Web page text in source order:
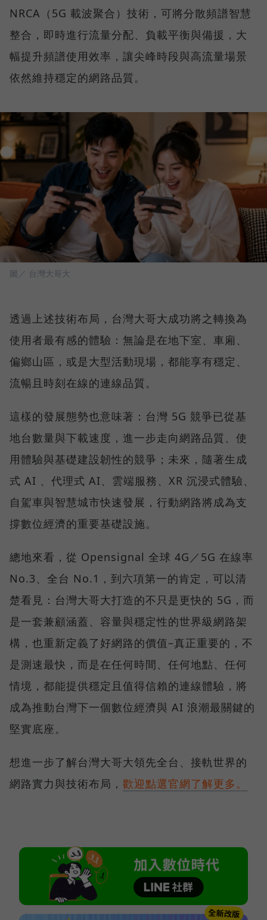
NRCA（5G 載波聚合）技術，可將分散頻譜智慧
整合，即時進行流量分配、負載平衡與備援，大
幅提升頻譜使用效率，讓尖峰時段與高流量場景
依然維持穩定的網路品質。
圖／ 台灣大哥大
透過上述技術布局，台灣大哥大成功將之轉換為
使用者最有感的體驗：無論是在地下室、車廂、
偏鄉山區，或是大型活動現場，都能享有穩定、
流暢且時刻在線的連線品質。
這樣的發展態勢也意味著：台灣 5G 競爭已從基
地台數量與下載速度，進一步走向網路品質、使
用體驗與基礎建設韌性的競爭；未來，隨著生成
式 AI 、代理式 AI、雲端服務、XR 沉浸式體驗、
自駕車與智慧城市快速發展，行動網路將成為支
撐數位經濟的重要基礎設施。
總地來看，從 Opensignal 全球 4G／5G 在線率
No.3、全台 No.1，到六項第一的肯定，可以清
楚看見：台灣大哥大打造的不只是更快的 5G，而
是一套兼顧涵蓋、容量與穩定性的世界級網路架
構，也重新定義了好網路的價值–真正重要的，不
是測速最快，而是在任何時間、任何地點、任何
情境，都能提供穩定且值得信賴的連線體驗，將
成為推動台灣下一個數位經濟與 AI 浪潮最關鍵的
堅實底座。
想進一步了解台灣大哥大領先全台、接軌世界的
網路實力與技術布局， 歡迎點選官網了解更多。